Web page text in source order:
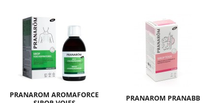
PRANAROM AROMAFORCE
PRANAROM PRANABB